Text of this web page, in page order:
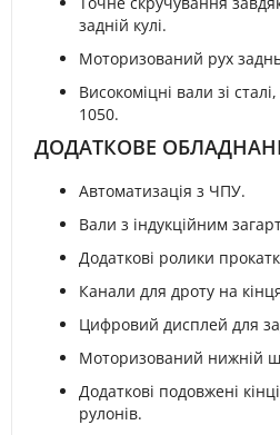
задній кулі.
Моторизований рух
Високоміцні вали зі
1050.
ДОДАТКОВЕ
Автоматизація з ЧПУ.
Вали з індукційним
Додаткові ролики
Канали для дроту на
Цифровий дисплей для
Моторизований нижній
Додаткові подовжені
рулонів.